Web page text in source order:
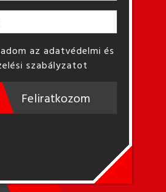
az adatvédelmi és
szabályzatot
Feliratkozom